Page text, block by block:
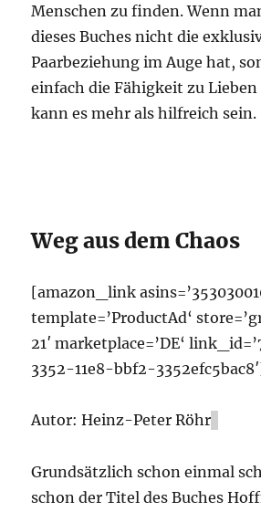
Menschen zu finden. Wenn
dieses Buches nicht die
Paarbeziehung im Auge hat,
einfach die Fähigkeit zu
kann es mehr als hilfreich sein.
Weg aus dem Chaos
[amazon_link
template=’ProductAd‘
21′ marketplace=’DE‘
3352-11e8-bbf2-
Autor: Heinz-Peter Röhr
Grundsätzlich schon einmal
schon der Titel des Buches